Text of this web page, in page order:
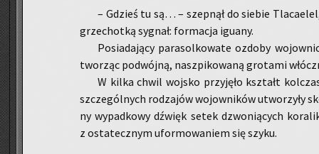
– Gdzieś tu są… – szep­nął do sie­bie
grze­chot­ką sy­gnał: for­ma­cja igu­any.
Po­sia­da­ją­cy pa­ra­sol­ko­wa­te ozdo­by
two­rząc po­dwój­ną, na­szpi­ko­wa­ną gro­ta­mi
W kilka chwil woj­sko przy­ję­ło kształt
szcze­gól­nych ro­dza­jów wo­jow­ni­ków utwo­rzy­ły
ny wy­pad­ko­wy dźwięk setek dzwo­nią­cych
z osta­tecz­nym ufor­mo­wa­niem się szyku.